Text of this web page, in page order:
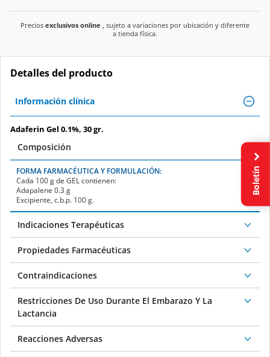
Precios exclusivos online , sujeto a variaciones por ubicación y diferente
a tienda física.
Detalles del producto
Información clínica
Adaferin Gel 0.1%, 30 gr.
Composición
FORMA FARMACÉUTICA Y FORMULACIÓN:
Cada 100 g de GELcontienen:
Adapalene 0.3 g
Excipiente, c.b.p. 100 g.
Indicaciones Terapéuticas
Propiedades Farmacéuticas
Contraindicaciones
Restricciones De Uso Durante El Embarazo Y La
Lactancia
Reacciones Adversas
Boletín